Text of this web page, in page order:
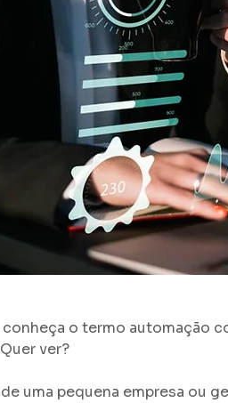
conheça o termo automação
ver?
uma pequena empresa ou